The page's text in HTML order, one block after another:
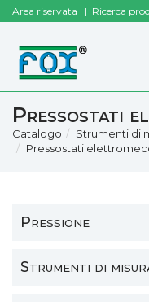
Area riservata Ricerca
Pressostati
Catalogo Strumenti di
Pressostati
Pressione
Strumenti di